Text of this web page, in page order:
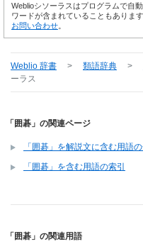
Weblioシソーラスはプログラムで自
ワードが含まれていることもありま
お問い合わせ
Weblio 辞書 > 類語辞典 >
ーラス
「囲碁」の関連ページ
「囲碁」を解説文に含む用語
「囲碁」を含む用語の索引
「囲碁」の関連用語